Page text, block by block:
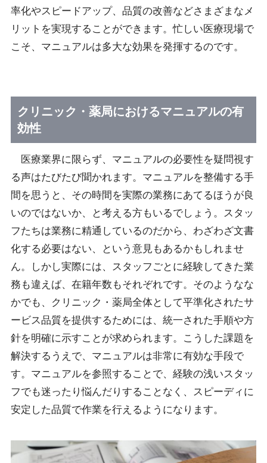
率化やスピードアップ、品質の改善などさまざまなメ
リットを実現することができます。忙しい医療現場で
こそ、マニュアルは多大な効果を発揮するのです。
クリニック・薬局におけるマニュアルの有
効性
医療業界に限らず、マニュアルの必要性を疑問視す
る声はたびたび聞かれます。マニュアルを整備する手
間を思うと、その時間を実際の業務にあてるほうが良
いのではないか、と考える方もいるでしょう。スタッ
フたちは業務に精通しているのだから、わざわざ文書
化する必要はない、という意見もあるかもしれませ
ん。しかし実際には、スタッフごとに経験してきた業
務も違えば、在籍年数もそれぞれです。そのようなな
かでも、クリニック・薬局全体として平準化されたサ
ービス品質を提供するためには、統一された手順や方
針を明確に示すことが求められます。こうした課題を
解決するうえで、マニュアルは非常に有効な手段で
す。マニュアルを参照することで、経験の浅いスタッ
フでも迷ったり悩んだりすることなく、スピーディに
安定した品質で作業を行えるようになります。